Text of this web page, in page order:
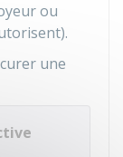
ou
une